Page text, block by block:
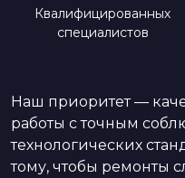
Квалифицированных
специалистов
Наш приоритет —
работы с точным
технологических
тому, чтобы ремонты